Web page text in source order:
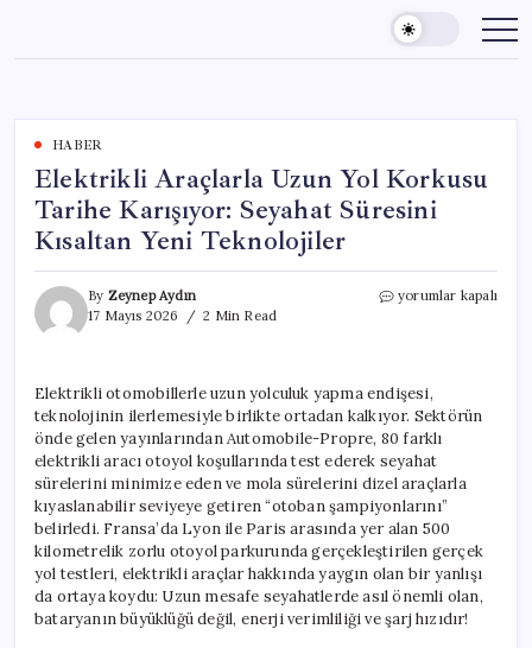
content
HABER
Elektrikli Araçlarla Uzun Yol Korkusu
Tarihe Karışıyor: Seyahat Süresini
Kısaltan Yeni Teknolojiler
By Zeynep Aydın
17 Mayıs 2026
2 Min Read
Elektrikli
Tarihe
Karışıyor:
Seyahat
Süresini
Kısaltan
Yeni
Teknolojiler
için
yorumlar kapalı
Elektrikli otomobillerle uzun yolculuk yapma endişesi,
teknolojinin ilerlemesiyle birlikte ortadan kalkıyor. Sektörün
önde gelen yayınlarından Automobile-Propre, 80 farklı
elektrikli aracı otoyol koşullarında test ederek seyahat
sürelerini minimize eden ve mola sürelerini dizel araçlarla
kıyaslanabilir seviyeye getiren “otoban şampiyonlarını”
belirledi. Fransa’da Lyon ile Paris arasında yer alan 500
kilometrelik zorlu otoyol parkurunda gerçekleştirilen gerçek
yol testleri, elektrikli araçlar hakkında yaygın olan bir yanlışı
da ortaya koydu: Uzun mesafe seyahatlerde asıl önemli olan,
bataryanın büyüklüğü değil, enerji verimliliği ve şarj hızıdır!